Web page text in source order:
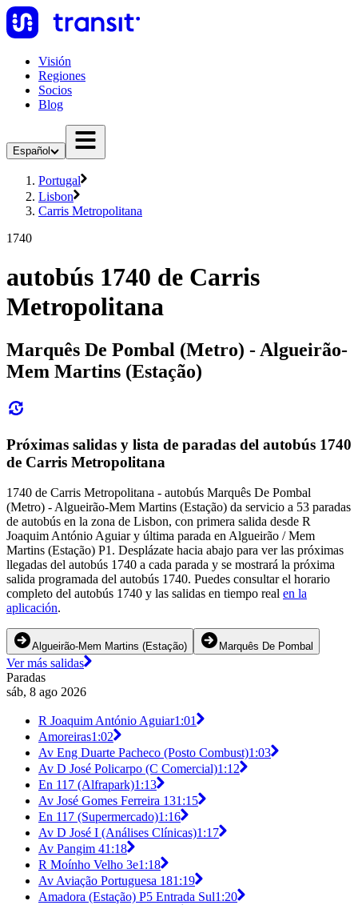
Visión
Regiones
Socios
Blog
Español
Portugal
Lisbon
Carris Metropolitana
1740
autobús 1740 de Carris
Metropolitana
Marquês De Pombal (Metro) - Algueirão-
Mem Martins (Estação)
Próximas salidas y lista de paradas del autobús 1740
de Carris Metropolitana
1740 de Carris Metropolitana - autobús Marquês De Pombal
(Metro) - Algueirão-Mem Martins (Estação) da servicio a 53 paradas
de autobús en la zona de Lisbon, con primera salida desde R
Joaquim António Aguiar y última parada en Algueirão / Mem
Martins (Estação) P1. Desplázate hacia abajo para ver las próximas
llegadas del autobús 1740 a cada parada y se mostrará la próxima
salida programada del autobús 1740. Puedes consultar el horario
completo del autobús 1740 y las salidas en tiempo real en la
aplicación.
Algueirão-Mem Martins (Estação) Marquês De Pombal
Ver más salidas
Paradas
sáb, 8 ago 2026
R Joaquim António Aguiar1:01
Amoreiras1:02
Av Eng Duarte Pacheco (Posto Combust)1:03
Av D José Policarpo (C Comercial)1:12
En 117 (Alfrapark)1:13
Av José Gomes Ferreira 131:15
En 117 (Supermercado)1:16
Av D José I (Análises Clínicas)1:17
Av Pangim 41:18
R Moínho Velho 3e1:18
Av Aviação Portuguesa 181:19
Amadora (Estação) P5 Entrada Sul1:20